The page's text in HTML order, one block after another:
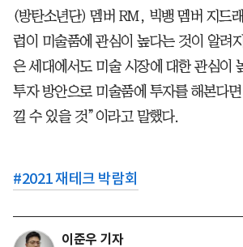
(방탄소년단) 멤버 RM, 빅뱅 멤버 지드
럽이 미술품에 관심이 높다는 것이 알려
은 세대에서도 미술 시장에 대한 관심이
투자 방안으로 미술품에 투자를 해본다
낄 수 있을 것”이라고 말했다.
#2021 재테크 박람회
이준우 기자